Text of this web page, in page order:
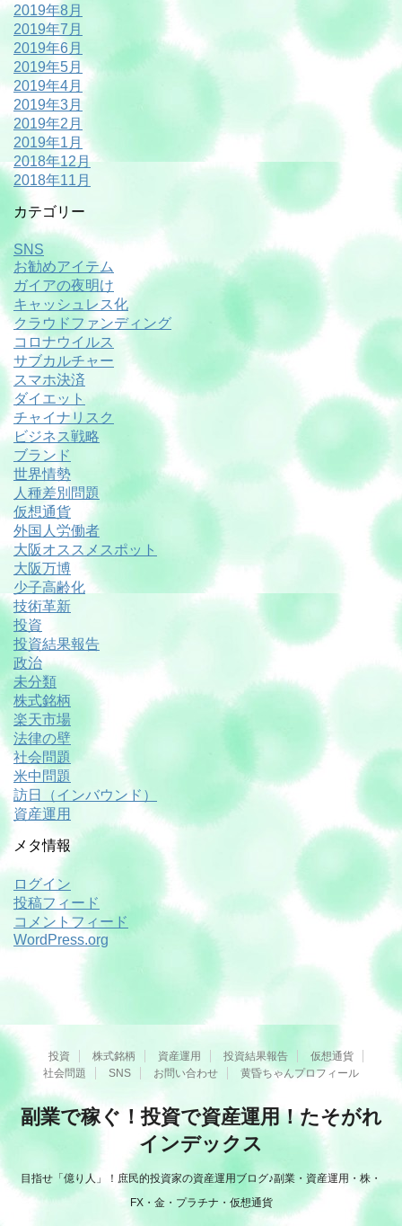
2019年8月
2019年7月
2019年6月
2019年5月
2019年4月
2019年3月
2019年2月
2019年1月
2018年12月
2018年11月
カテゴリー
SNS
お勧めアイテム
ガイアの夜明け
キャッシュレス化
クラウドファンディング
コロナウイルス
サブカルチャー
スマホ決済
ダイエット
チャイナリスク
ビジネス戦略
ブランド
世界情勢
人種差別問題
仮想通貨
外国人労働者
大阪オススメスポット
大阪万博
少子高齢化
技術革新
投資
投資結果報告
政治
未分類
株式銘柄
楽天市場
法律の壁
社会問題
米中問題
訪日（インバウンド）
資産運用
メタ情報
ログイン
投稿フィード
コメントフィード
WordPress.org
投資 株式銘柄 資産運用 投資結果報告
仮想通貨
社会問題
SNS お問い合わせ 黄昏ちゃんプロフィール
副業で稼ぐ！投資で資産運用！たそがれ
インデックス
目指せ「億り人」！庶民的投資家の資産運用ブログ♪副業・資産運用・株・
FX・金・プラチナ・仮想通貨